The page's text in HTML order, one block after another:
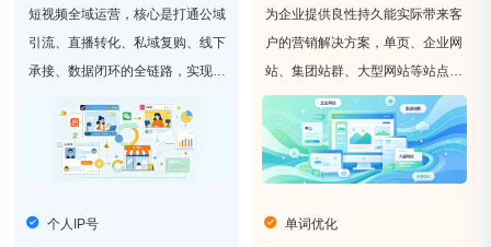
短视频全域运营，核心是打通公域
引流、直播转化、私域复购、线下
承接、数据闭环的全链路，实现多
化运营。
个人IP号
为企业提供良性持久能实际带来客
户的营销解决方案，单页、企业网
站、集团站群、大型网站等站点类
型，我们具有丰富的网站优化经
验。
单词优化